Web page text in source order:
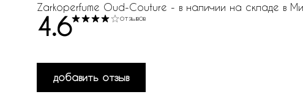
Zarkoperfume Oud-Couture - в наличии на складе в
4.6 отзывов
добавить отзыв